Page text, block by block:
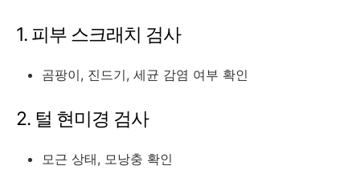
1. 피부 스크래치 검사
곰팡이, 진드기, 세균 감염 여부 확인
2. 털 현미경 검사
모근 상태, 모낭충 확인